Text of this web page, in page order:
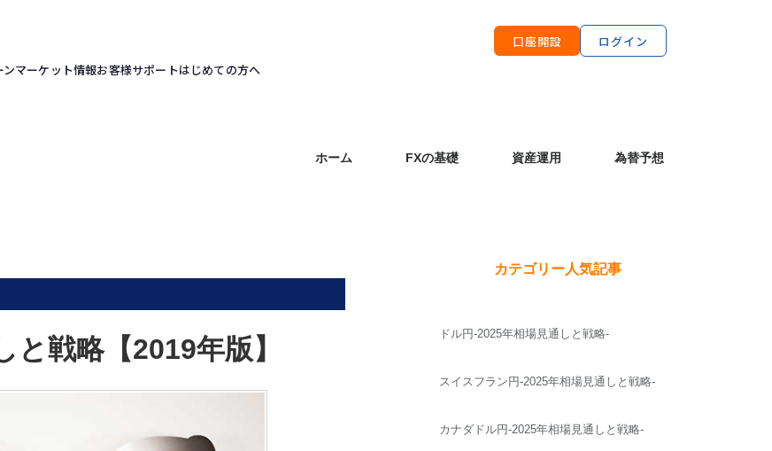
口座開設
ログイン
ンマーケット情報お客様サポートはじめての方へ
ホーム FXの基礎 資産運用 為替予想
戦略【2019年版】
カテゴリー人気記事
ドル円-2025年相場見通しと戦略-
スイスフラン円-2025年相場見通しと戦略-
カナダドル円-2025年相場見通しと戦略-